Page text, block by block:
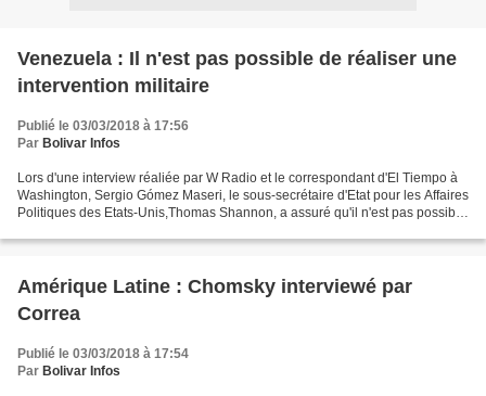
Venezuela : Il n'est pas possible de réaliser une
intervention militaire
Publié le 03/03/2018 à 17:56
Par Bolivar Infos
Lors d'une interview réaliée par W Radio et le correspondant d'El Tiempo à
Washington, Sergio Gómez Maseri, le sous-secrétaire d'Etat pour les Affaires
Politiques des Etats-Unis,Thomas Shannon, a assuré qu'il n'est pas possible
Amérique Latine : Chomsky interviewé par
Correa
Publié le 03/03/2018 à 17:54
Par Bolivar Infos